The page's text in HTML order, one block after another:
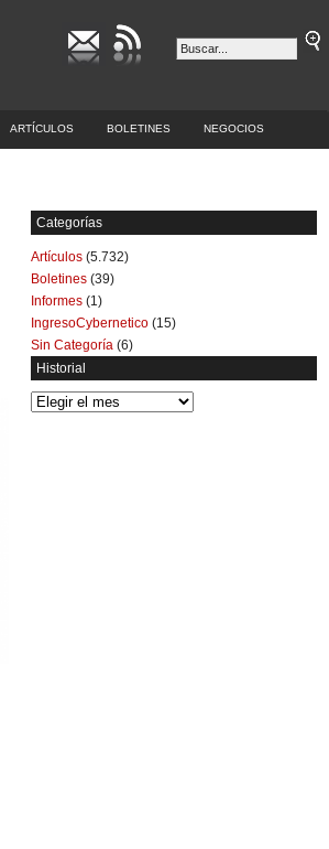
ARTÍCULOS BOLETINES NEGOCIOS
Categorías
Artículos (5.732)
Boletines (39)
Informes (1)
IngresoCybernetico (15)
Sin Categoría (6)
Historial
Historial